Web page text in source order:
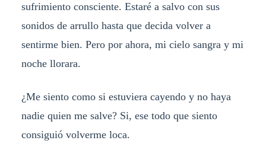
sufrimiento consciente. Estaré a salvo con sus
sonidos de arrullo hasta que decida volver a
sentirme bien. Pero por ahora, mi cielo sangra y mi
noche llorara.
¿Me siento como si estuviera cayendo y no haya
nadie quien me salve? Si, ese todo que siento
consiguió volverme loca.